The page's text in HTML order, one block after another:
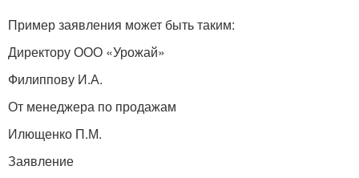
Пример заявления может быть таким:
Директору ООО «Урожай»
Филиппову И.А.
От менеджера по продажам
Илющенко П.М.
Заявление